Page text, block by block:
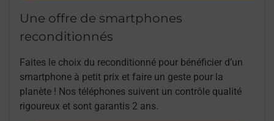
Une offre de smartphones
reconditionnés
Faites le choix du reconditionné pour bénéficier d’un
smartphone à petit prix et faire un geste pour la
planète ! Nos téléphones suivent un contrôle qualité
rigoureux et sont garantis 2 ans.